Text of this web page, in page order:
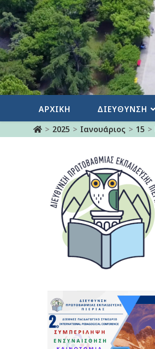
ΑΡΧΙΚΗ ΔΙΕΥΘΥΝΣΗ
> 2025 > Ιανουάριος > 15 >